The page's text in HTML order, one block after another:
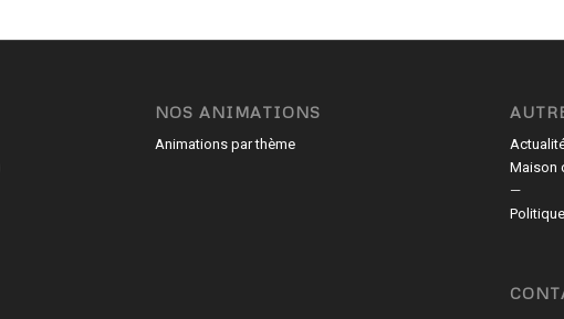
NOS ANIMATIONS
Animations par thème
Maison
—